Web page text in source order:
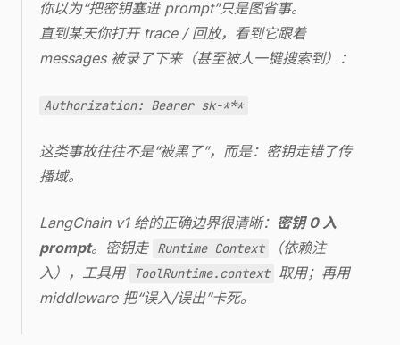
你以为“把密钥塞进 prompt”只是图省事。
直到某天你打开 trace / 回放，看到它跟着
messages 被录了下来（甚至被人一键搜索到）：
Authorization: Bearer sk-***
这类事故往往不是“被黑了”，而是：密钥走错了传
播域。
LangChain v1 给的正确边界很清晰： 密钥 0 入
prompt。密钥走 Runtime Context
（依赖注
入），工具用
ToolRuntime.context
取用；再用
middleware 把“误入/误出”卡死。